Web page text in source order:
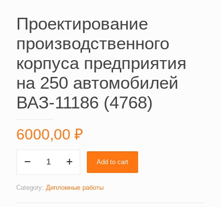
Проектирование
производственного
корпуса предприятия
на 250 автомобилей
ВАЗ-11186 (4768)
6000,00 ₽
производственного
предприятия
Add to cart
Category: Дипломные работы